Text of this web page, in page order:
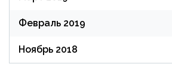
Февраль 2019
Ноябрь 2018